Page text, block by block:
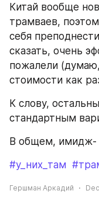
Китай вообще
трамваев,
себя
сказать, очень
пожалели
стоимости как
К слову,
стандартным
В общем, имидж-
#у_них_там
Гершман Аркадий